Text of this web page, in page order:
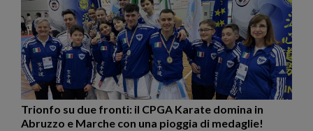
Trionfo su due fronti: il CPGA Karate domina in
Abruzzo e Marche con una pioggia di medaglie!